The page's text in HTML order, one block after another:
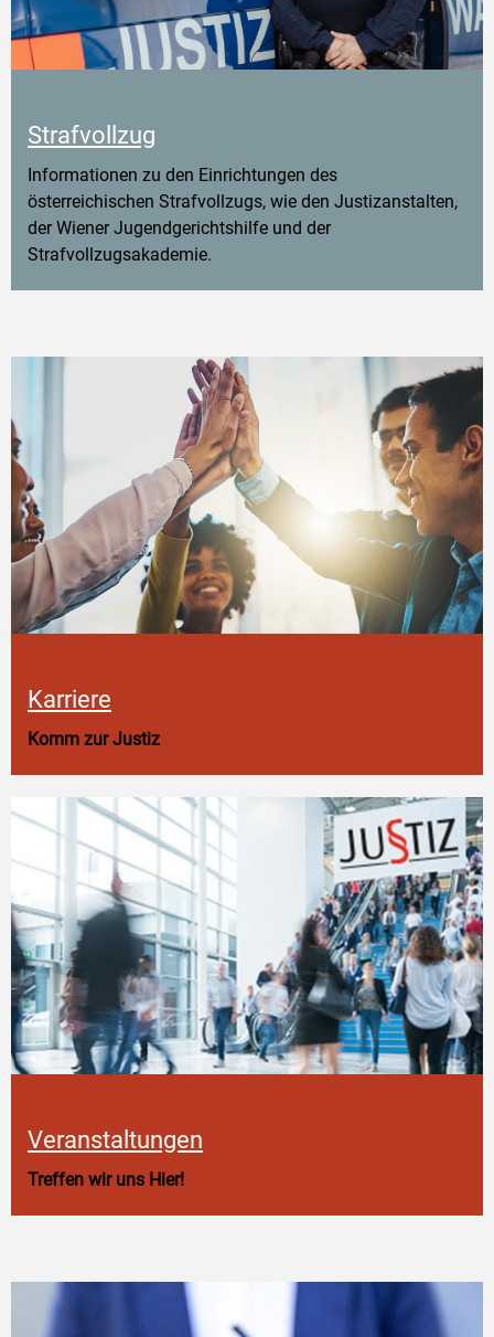
Strafvollzug
Informationen zu den Einrichtungen des
österreichischen Strafvollzugs, wie den Justizanstalten,
der Wiener Jugendgerichtshilfe und der
Strafvollzugsakademie.
Karriere
Komm zur Justiz
Veranstaltungen
Treffen wir uns Hier!